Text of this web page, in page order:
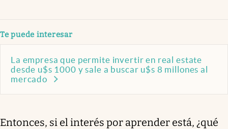
Te puede interesar
La empresa que permite invertir en real estate
desde u$s 1000 y sale a buscar u$s 8 millones al
mercado
Entonces, si el interés por aprender está, ¿qué